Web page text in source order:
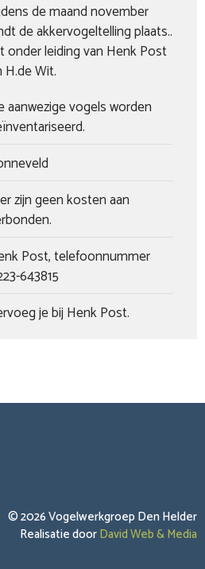
de maand november
de akkervogeltelling plaats..
onder leiding van Henk Post
H.de Wit.
aanwezige vogels worden
zijn geen kosten aan
Post, telefoonnummer
643815
je bij Henk Post.
© 2026 Vogelwerkgroep Den Helder
Realisatie doorDavid Web & Media